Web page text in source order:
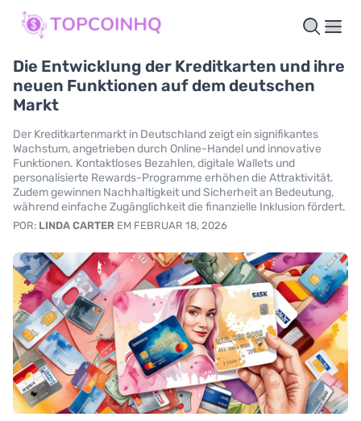
Die Entwicklung der Kreditkarten und ihre
neuen Funktionen auf dem deutschen
Markt
Der Kreditkartenmarkt in Deutschland zeigt ein signifikantes
Wachstum, angetrieben durch Online-Handel und innovative
Funktionen. Kontaktloses Bezahlen, digitale Wallets und
personalisierte Rewards-Programme erhöhen die Attraktivität.
Zudem gewinnen Nachhaltigkeit und Sicherheit an Bedeutung,
während einfache Zugänglichkeit die finanzielle Inklusion fördert.
POR: LINDA CARTER EM FEBRUAR 18, 2026